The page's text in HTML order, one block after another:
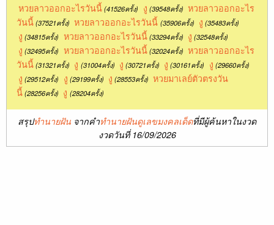
หวยลาวออกอะไรวันนี้ (41526ครั้ง) งู (39548ครั้ง) หวยลาวออกอะไร
วันนี้(37521ครั้ง) หวยลาวออกอะไรวันนี้ (35906ครั้ง) งู (35483ครั้ง)
งู (34815ครั้ง) หวยลาวออกอะไรวันนี้ (33294ครั้ง) งู (32548ครั้ง)
งู (32495ครั้ง) หวยลาวออกอะไรวันนี้ (32024ครั้ง) หวยลาวออกอะไร
วันนี้(31321ครั้ง) งู (31004ครั้ง) งู (30721ครั้ง) งู (30161ครั้ง) งู (29660ครั้ง)
งู (29512ครั้ง) งู (29199ครั้ง) งู (28553ครั้ง) หวยมาเลย์ตัวตรงวัน
นี้(28256ครั้ง) งู (28204ครั้ง)
สรุปทำนายฝัน จากคำทำนายฝันดูเลขมงคลเด็ดที่มีผู้ค้นหาในงวด
งวดวันที่ 16/09/2026